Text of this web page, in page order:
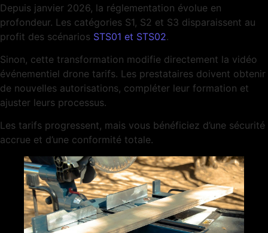
Depuis janvier 2026, la réglementation évolue en
profondeur. Les catégories S1, S2 et S3 disparaissent au
profit des scénarios STS01 et STS02.
Sinon, cette transformation modifie directement la vidéo
événementiel drone tarifs. Les prestataires doivent obtenir
de nouvelles autorisations, compléter leur formation et
ajuster leurs processus.
Les tarifs progressent, mais vous bénéficiez d’une sécurité
accrue et d’une conformité totale.